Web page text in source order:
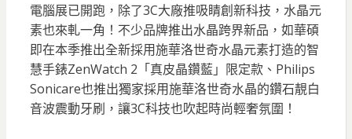
電腦展已開跑，除了3C大廠推吸睛創新科技，水晶元
素也來軋一角！不少品牌推出水晶跨界新品，如華碩
即在本季推出全新採用施華洛世奇水晶元素打造的智
慧手錶ZenWatch 2「真皮晶鑽藍」限定款、Philips
Sonicare也推出獨家採用施華洛世奇水晶的鑽石靚白
音波震動牙刷，讓3C科技也吹起時尚輕奢氛圍！